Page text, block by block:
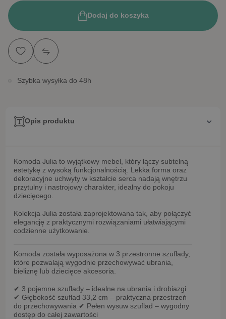
Dodaj do koszyka
Szybka wysyłka do 48h
Opis produktu
Komoda Julia to wyjątkowy mebel, który łączy subtelną
estetykę z wysoką funkcjonalnością. Lekka forma oraz
dekoracyjne uchwyty w kształcie serca nadają wnętrzu
przytulny i nastrojowy charakter, idealny do pokoju
dziecięcego.
Kolekcja Julia została zaprojektowana tak, aby połączyć
elegancję z praktycznymi rozwiązaniami ułatwiającymi
codzienne użytkowanie.
Komoda została wyposażona w 3 przestronne szuflady,
które pozwalają wygodnie przechowywać ubrania,
bieliznę lub dziecięce akcesoria.
✔ 3 pojemne szuflady – idealne na ubrania i drobiazgi
✔ Głębokość szuflad 33,2 cm – praktyczna przestrzeń
do przechowywania ✔ Pełen wysuw szuflad – wygodny
dostęp do całej zawartości